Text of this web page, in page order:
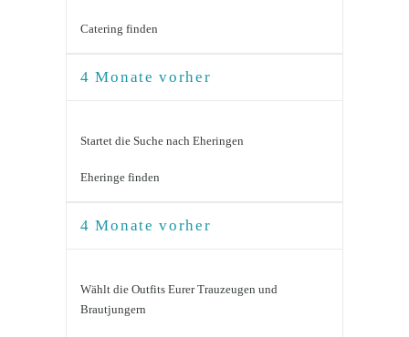
Catering finden
4 Monate vorher
Startet die Suche nach Eheringen
Eheringe finden
4 Monate vorher
Wählt die Outfits Eurer Trauzeugen und
Brautjungern